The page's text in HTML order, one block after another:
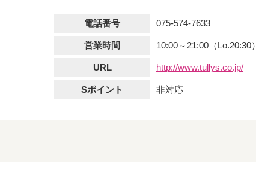
電話番号 075-574-7633
営業時間 10:00～21:00（Lo.20:30）
URL http://www.tullys.co.jp/
Sポイント 非対応